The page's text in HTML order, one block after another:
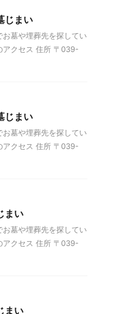
じまい
墓や埋葬先を探してい
アクセス 住所 〒039-
じまい
墓や埋葬先を探してい
アクセス 住所 〒039-
まい
墓や埋葬先を探してい
アクセス 住所 〒039-
まい